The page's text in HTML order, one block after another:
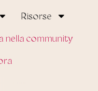
Risorse
nella community